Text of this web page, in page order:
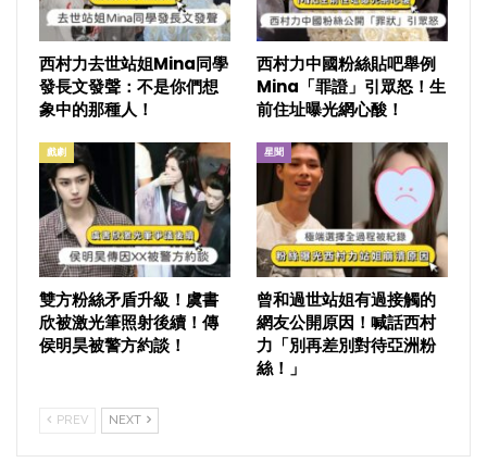
西村力去世站姐Mina同學
發長文發聲：不是你們想
象中的那種人！
西村力中國粉絲貼吧舉例
Mina「罪證」引眾怒！生
前住址曝光網心酸！
戲劇
雙方粉絲矛盾升級！虞書
欣被激光筆照射後續！傳
侯明昊被警方約談！
星聞
曾和過世站姐有過接觸的
網友公開原因！喊話西村
力「別再差別對待亞洲粉
絲！」
PREV NEXT